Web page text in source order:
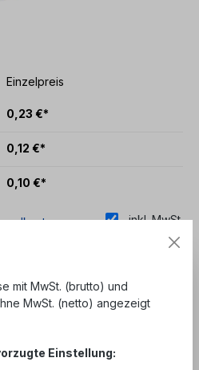
Einzelpreis
0,23 €*
0,12 €*
0,10 €*
inkl. MwSt.
1-3 Tage
sich ausschließlich an
Behörden und öffentliche
Verkauf an private
mit MwSt. (brutto) und
MwSt. (netto) angezeigt
Einstellung: